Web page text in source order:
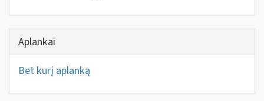
Aplankai
Bet kurį aplanką